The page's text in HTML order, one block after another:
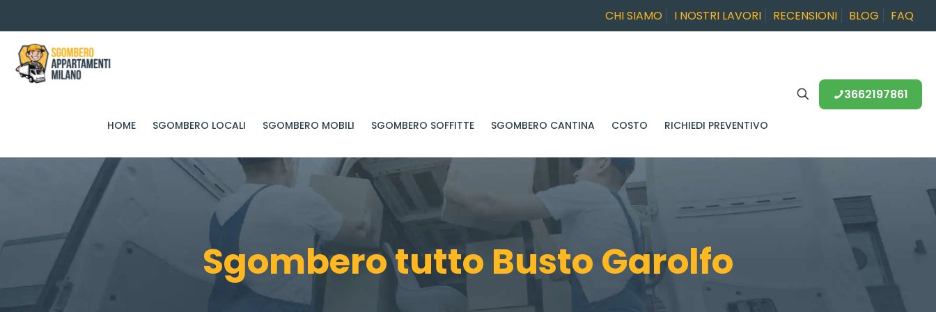
CHI SIAMO I NOSTRI LAVORI RECENSIONI BLOG FAQ
HOME SGOMBERO LOCALI SGOMBERO MOBILI SGOMBERO SOFFITTE SGOMBERO CANTINA COSTO RICHIEDI PREVENTIVO
3662197861
Sgombero tutto Busto Garolfo